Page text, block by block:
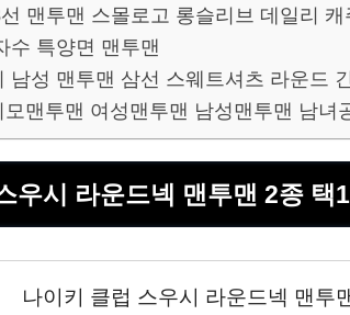
맨투맨 스몰로고 롱슬리브 데일리 캐
수 특양면 맨투맨
남성 맨투맨 삼선 스웨트셔츠 라운드
모맨투맨 여성맨투맨 남성맨투맨 남녀
우시 라운드넥 맨투맨 2종 택1
나이키 클럽 스우시 라운드넥 맨투